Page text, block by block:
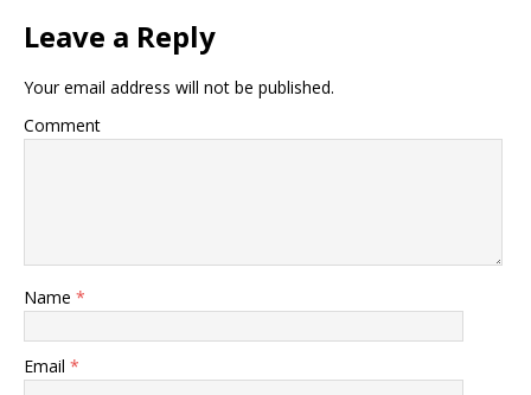
Leave a Reply
Your email address will not be published.
Comment
Name *
Email *